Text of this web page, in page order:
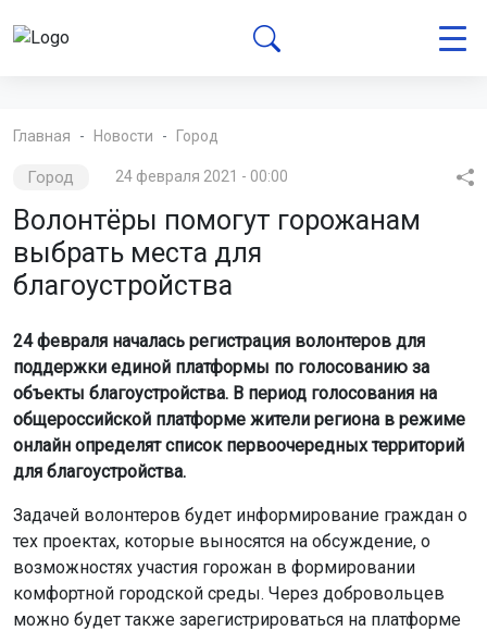
Главная Новости Город
Город 24 февраля 2021 - 00:00
Волонтёры помогут горожанам
выбрать места для
благоустройства
24 февраля началась регистрация волонтеров для
поддержки единой платформы по голосованию за
объекты благоустройства. В период голосования на
общероссийской платформе жители региона в режиме
онлайн определят список первоочередных территорий
для благоустройства.
Задачей волонтеров будет информирование граждан о
тех проектах, которые выносятся на обсуждение, о
возможностях участия горожан в формировании
комфортной городской среды. Через добровольцев
можно будет также зарегистрироваться на платформе